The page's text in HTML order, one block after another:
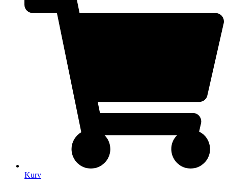
Kurv